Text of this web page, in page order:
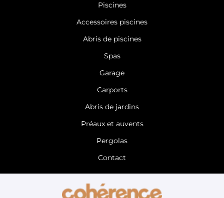
Aménagement de piscine 37
Aménagement de piscine Sarthe
Piscines
Accessoires piscines
Abris de piscines
Spas
Garage
Carports
Abris de jardins
Préaux et auvents
Pergolas
Contact